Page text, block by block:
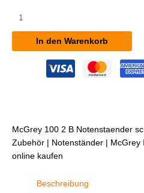
100/2
Notenständer
Menge
In den Warenkorb
McGrey 100 2 B Notenstaender
Zubehör | Notenständer |
online kaufen
Beschreibung